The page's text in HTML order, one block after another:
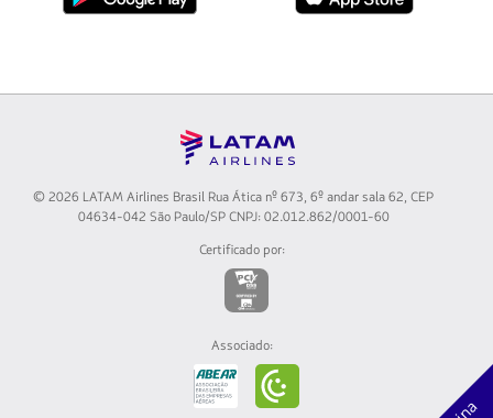
© 2026 LATAM Airlines Brasil Rua Ática nº 673, 6º andar sala 62, CEP
04634-042 São Paulo/SP CNPJ: 02.012.862/0001-60
Certificado por:
O
uma
nova
Associado:
será